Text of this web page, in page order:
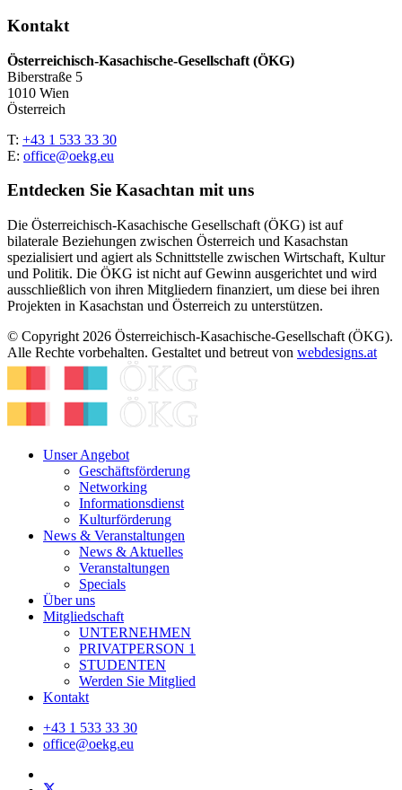
Kontakt
Österreichisch-Kasachische-Gesellschaft (ÖKG)
Biberstraße 5
1010 Wien
Österreich
T: +43 1 533 33 30
E: office@oekg.eu
Entdecken Sie Kasachtan mit uns
Die Österreichisch-Kasachische Gesellschaft (ÖKG) ist auf
bilaterale Beziehungen zwischen Österreich und Kasachstan
spezialisiert und agiert als Schnittstelle zwischen Wirtschaft, Kultur
und Politik. Die ÖKG ist nicht auf Gewinn ausgerichtet und wird
ausschließlich von ihren Mitgliedern finanziert, um diese bei ihren
Projekten in Kasachstan und Österreich zu unterstützen.
© Copyright 2026 Österreichisch-Kasachische-Gesellschaft (ÖKG).
Alle Rechte vorbehalten. Gestaltet und betreut von webdesigns.at
Unser Angebot
Geschäftsförderung
Networking
Informationsdienst
Kulturförderung
News & Veranstaltungen
News & Aktuelles
Veranstaltungen
Specials
Über uns
Mitgliedschaft
UNTERNEHMEN
PRIVATPERSON 1
STUDENTEN
Werden Sie Mitglied
Kontakt
+43 1 533 33 30
office@oekg.eu